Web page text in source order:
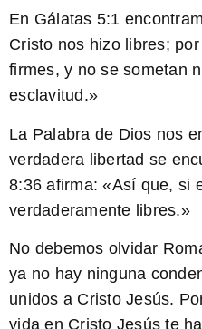
En Gálatas 5:1
Cristo nos hizo libres;
firmes, y no se sometan
esclavitud.»
La Palabra de Dios nos
verdadera libertad se
8:36 afirma: «Así que, si
verdaderamente libres.»
No debemos olvidar
ya no hay ninguna
unidos a Cristo Jesús.
vida en Cristo Jesús te